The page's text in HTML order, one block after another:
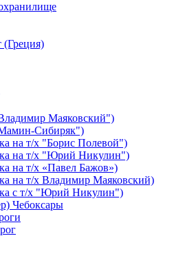
Маяковский")
Сибиряк")
на т/х "Борис Полевой")
на т/х "Юрий Никулин")
на т/х «Павел Бажов»)
на т/х Владимир Маяковский)
с т/х "Юрий Никулин")
Чебоксары